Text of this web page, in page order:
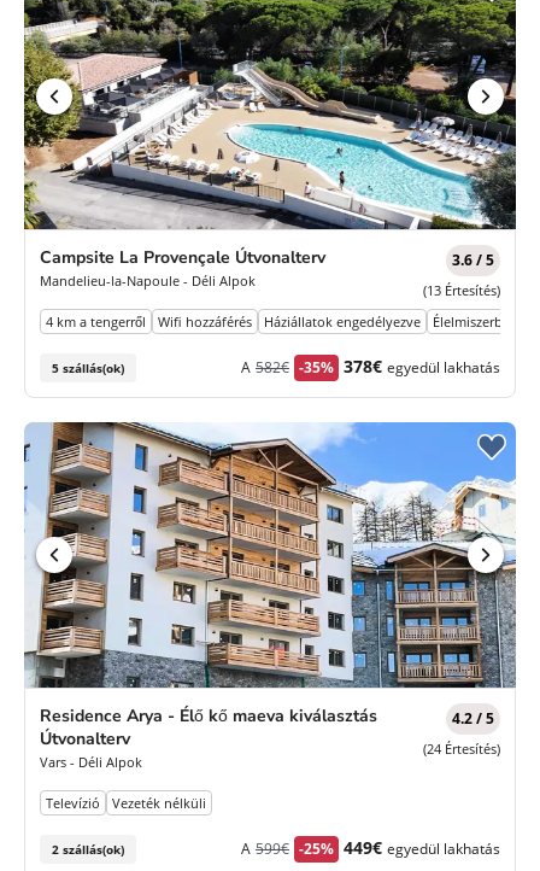
Campsite La Provençale Útvonalterv
Mandelieu-la-Napoule - Déli Alpok
3.6 / 5
(13 Értesítés)
4 km a tengerről
Wifi hozzáférés Háziállatok engedélyezve Élelmiszerbolt
5 szállás(ok) A Korábbi
582€ -35% Új
378€ egyedül lakhatás
Residence Arya - Élő kő maeva kiválasztás
Útvonalterv
Vars - Déli Alpok
4.2 / 5
(24 Értesítés)
Televízió Vezeték nélküli
2 szállás(ok) A Korábbi
599€ -25% Új
449€ egyedül lakhatás